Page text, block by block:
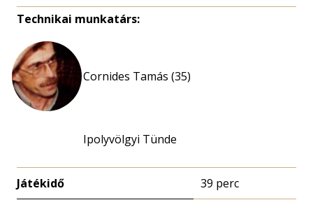
Technikai munkatárs:
Cornides Tamás (35)
Ipolyvölgyi Tünde
Játékidő 39 perc